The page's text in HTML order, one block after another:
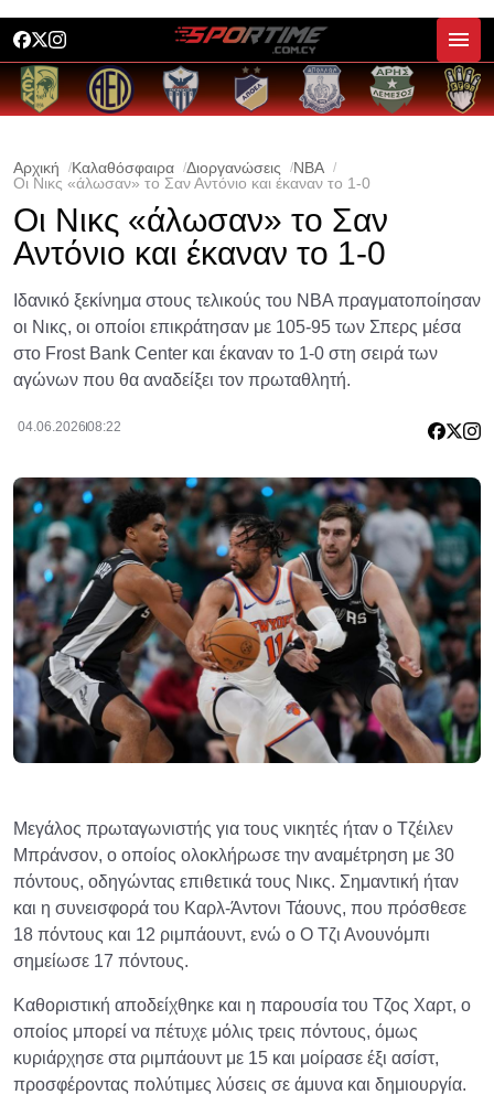
Αρχική Καλαθόσφαιρα Διοργανώσεις
NBA
Οι Νικς «άλωσαν» το Σαν Αντόνιο και έκαναν το 1-0
Οι Νικς «άλωσαν» το Σαν
Αντόνιο και έκαναν το 1-0
Ιδανικό ξεκίνημα στους τελικούς του NBA πραγματοποίησαν
οι Νικς, οι οποίοι επικράτησαν με 105-95 των Σπερς μέσα
στο Frost Bank Center και έκαναν το 1-0 στη σειρά των
αγώνων που θα αναδείξει τον πρωταθλητή.
04.06.202608:22
Μεγάλος πρωταγωνιστής για τους νικητές ήταν ο Τζέιλεν
Μπράνσον, ο οποίος ολοκλήρωσε την αναμέτρηση με 30
πόντους, οδηγώντας επιθετικά τους Νικς. Σημαντική ήταν
και η συνεισφορά του Καρλ-Άντονι Τάουνς, που πρόσθεσε
18 πόντους και 12 ριμπάουντ, ενώ ο Ο Τζι Ανουνόμπι
σημείωσε 17 πόντους.
Καθοριστική αποδείχθηκε και η παρουσία του Τζος Χαρτ, ο
οποίος μπορεί να πέτυχε μόλις τρεις πόντους, όμως
κυριάρχησε στα ριμπάουντ με 15 και μοίρασε έξι ασίστ,
προσφέροντας πολύτιμες λύσεις σε άμυνα και δημιουργία.